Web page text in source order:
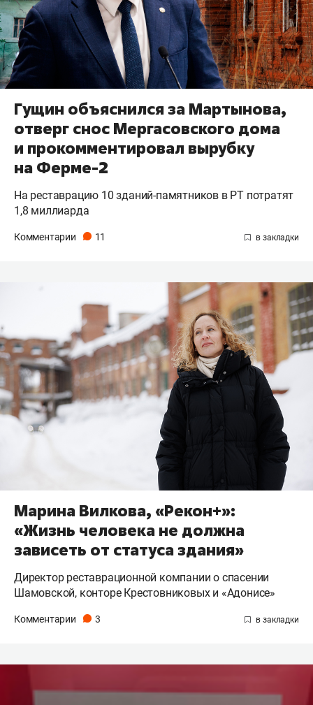
Гущин объяснился за Мартынова,
отверг снос Мергасовского дома
и прокомментировал вырубку
на Ферме-2
На реставрацию 10 зданий-памятников в РТ потратят
1,8 миллиарда
Комментарии 11
Марина Вилкова, «Рекон+»:
«Жизнь человека не должна
зависеть от статуса здания»
Директор реставрационной компании о спасении
Шамовской, конторе Крестовниковых и «Адонисе»
Комментарии 3